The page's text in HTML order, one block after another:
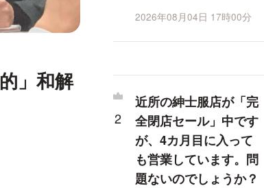
」和解
2026年08月04日 17時00分
近所の紳士服店が「完
全閉店セール」中です
が、4カ月目に入って
も営業しています。問
題ないのでしょうか？